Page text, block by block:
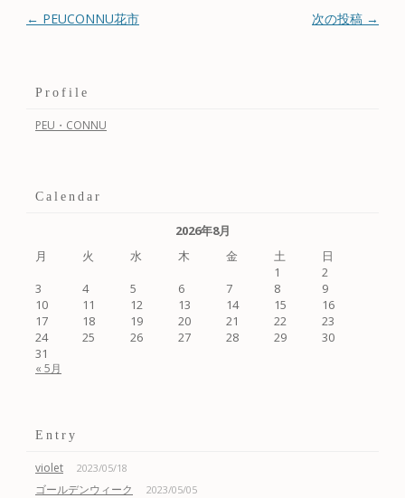
投稿ナビゲーション
← PEUCONNU花市 次の投稿 →
Profile
PEU・CONNU
Calendar
2026年8月
月
火 水 木 金 土
日
1
2
3
4 5 6 7 8
9
10
11 12 13 14 15
16
17
18 19 20 21 22
23
24
25 26 27 28 29
30
31
« 5月
Entry
violet 2023/05/18
ゴールデンウィーク 2023/05/05